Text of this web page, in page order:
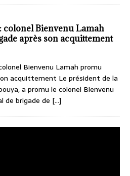
colonel Bienvenu Lamah
après son acquittement
Bienvenu Lamah promu
acquittement Le président de la
a promu le colonel Bienvenu
de brigade de [...]